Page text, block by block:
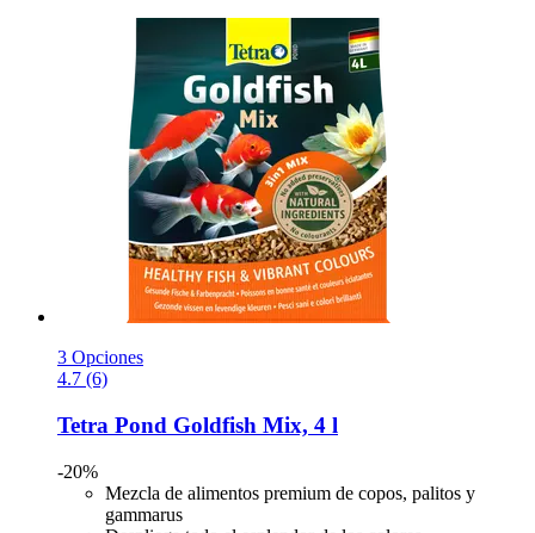
3 Opciones
4.7 (6)
Tetra Pond Goldfish Mix, 4 l
-20%
Mezcla de alimentos premium de copos, palitos y
gammarus